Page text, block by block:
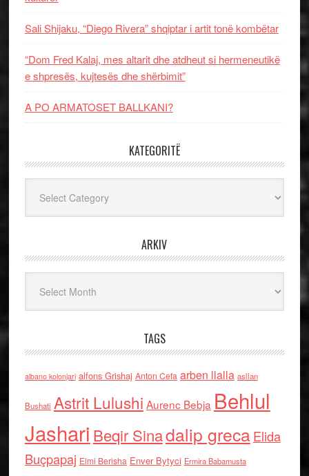
Sali Shijaku, “Diego Rivera” shqiptar i artit tonë kombëtar
“Dom Fred Kalaj, mes altarit dhe atdheut si hermeneutikë
e shpresës, kujtesës dhe shërbimit”
A PO ARMATOSET BALLKANI?
KATEGORITË
ARKIV
TAGS
albano kolonjari alfons Grishaj Anton Cefa arben llalla asllan
Bushati Astrit Lulushi Aurenc Bebja Behlul
Jashari Beqir Sinadalip grecaElida
Buçpapaj Elmi Berisha Enver Bytyci Ermira Babamusta